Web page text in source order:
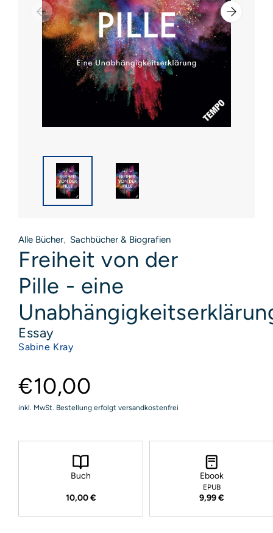
Alle Bücher, Sachbücher & Biografien
Freiheit von der
Pille - eine
Essay
Sabine Kray
€10,00
inkl. MwSt. Bestellung erfolgt versandkostenfrei
Buch
10,00 €
Ebook
EPUB
9,99 €